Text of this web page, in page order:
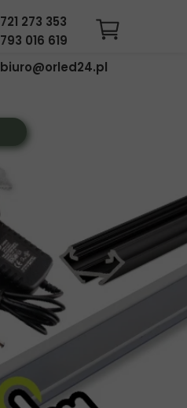
721 273 353
793 016 619
biuro@orled24.pl